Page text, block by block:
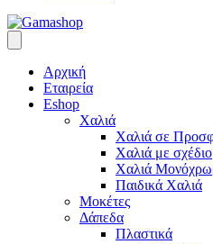
Αρχική
Εταιρεία
Eshop
Χαλιά
Χαλιά σε
Χαλιά με σχέδιο
Χαλιά
Παιδικά Χαλιά
Μοκέτες
Δάπεδα
Πλαστικά